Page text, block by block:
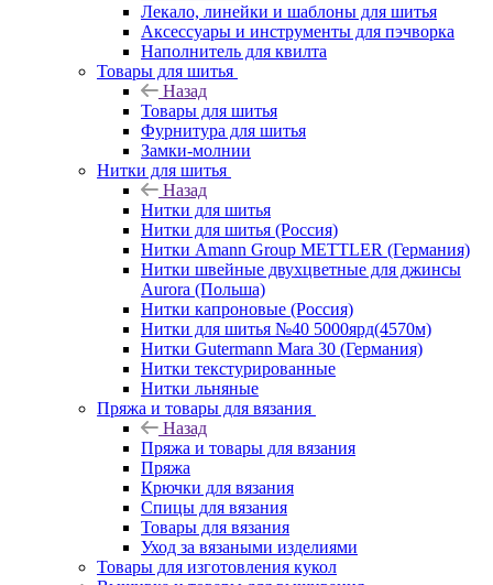
Лекало, линейки и шаблоны для шитья
Аксессуары и инструменты для пэчворка
Наполнитель для квилта
Товары для шитья
Назад
Товары для шитья
Фурнитура для шитья
Замки-молнии
Нитки для шитья
Назад
Нитки для шитья
Нитки для шитья (Россия)
Нитки Amann Group METTLER (Германия)
Нитки швейные двухцветные для джинсы
Aurora (Польша)
Нитки капроновые (Россия)
Нитки для шитья №40 5000ярд(4570м)
Нитки Gutermann Mara 30 (Германия)
Нитки текстурированные
Нитки льняные
Пряжа и товары для вязания
Назад
Пряжа и товары для вязания
Пряжа
Крючки для вязания
Спицы для вязания
Товары для вязания
Уход за вязаными изделиями
Товары для изготовления кукол